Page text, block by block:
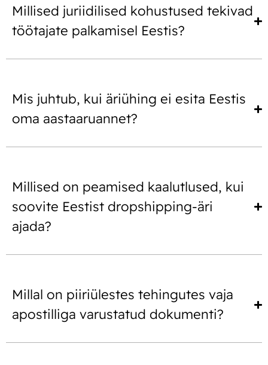
Millised juriidilised kohustused tekivad
töötajate palkamisel Eestis?
Mis juhtub, kui äriühing ei esita Eestis
oma aastaaruannet?
Millised on peamised kaalutlused, kui
soovite Eestist dropshipping-äri
ajada?
Millal on piiriülestes tehingutes vaja
apostilliga varustatud dokumenti?